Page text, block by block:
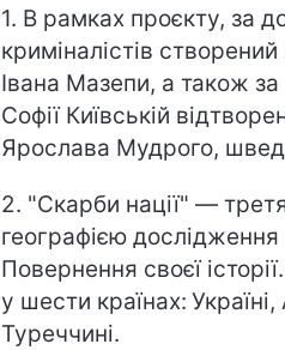
1. В рамках проєкту, за
криміналістів
Івана Мазепи, а також за
Софії Київській
Ярослава Мудрого,
2. "Скарби нації" —
географією
Повернення своєї
у шести країнах:
Туреччині.